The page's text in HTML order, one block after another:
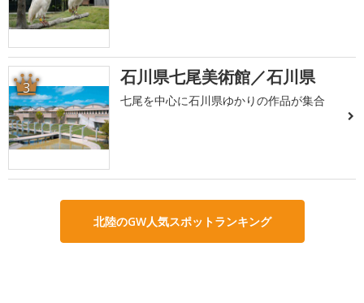
3 石川県七尾美術館／石川県
七尾を中心に石川県ゆかりの作品が集合
北陸のGW人気スポットランキング